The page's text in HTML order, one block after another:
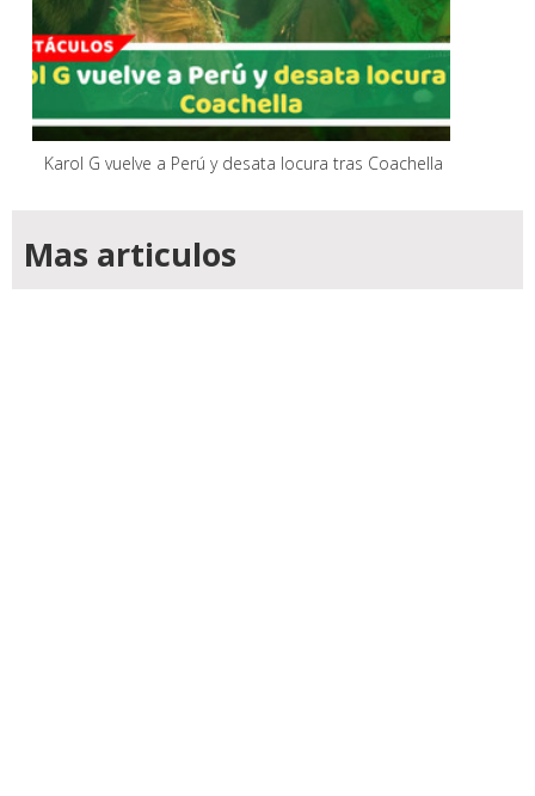
Karol G vuelve a Perú y desata locura tras Coachella
Mas articulos